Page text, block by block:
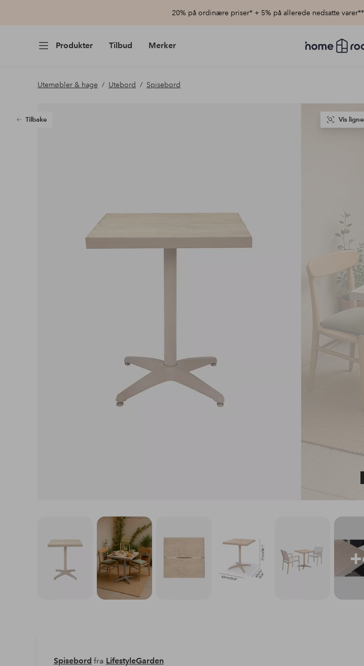
20% på ordinære priser* + 5% på allerede nedsatte
Produkter Tilbud Merker
Homeroom
–
pris
Utemøbler & hage Utebord Spisebord
Tilbake Vis
Spisebord fra LifestyleGarden